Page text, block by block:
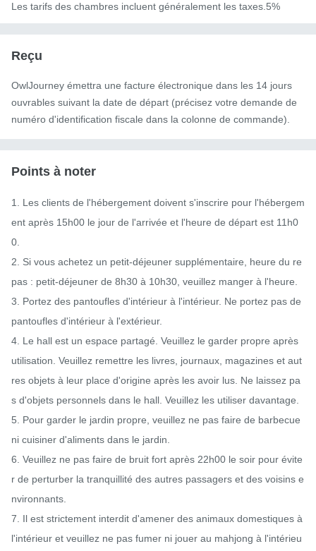
Les tarifs des chambres incluent généralement les taxes.5%
Reçu
OwlJourney émettra une facture électronique dans les 14 jours
ouvrables suivant la date de départ (précisez votre demande de
numéro d'identification fiscale dans la colonne de commande).
Points à noter
1. Les clients de l'hébergement doivent s'inscrire pour l'hébergem
ent après 15h00 le jour de l'arrivée et l'heure de départ est 11h0
0.
2. Si vous achetez un petit-déjeuner supplémentaire, heure du re
pas : petit-déjeuner de 8h30 à 10h30, veuillez manger à l'heure.
3. Portez des pantoufles d'intérieur à l'intérieur. Ne portez pas de
pantoufles d'intérieur à l'extérieur.
4. Le hall est un espace partagé. Veuillez le garder propre après
utilisation. Veuillez remettre les livres, journaux, magazines et aut
res objets à leur place d'origine après les avoir lus. Ne laissez pa
s d'objets personnels dans le hall. Veuillez les utiliser davantage.
5. Pour garder le jardin propre, veuillez ne pas faire de barbecue
ni cuisiner d'aliments dans le jardin.
6. Veuillez ne pas faire de bruit fort après 22h00 le soir pour évite
r de perturber la tranquillité des autres passagers et des voisins e
nvironnants.
7. Il est strictement interdit d'amener des animaux domestiques à
l'intérieur et veuillez ne pas fumer ni jouer au mahjong à l'intérieu